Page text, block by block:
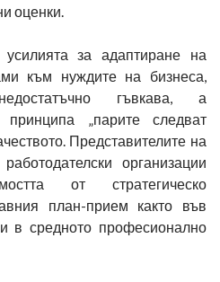
оценки.
за адаптиране на
към нуждите на бизнеса,
гъвкава, а
„парите следват
Представителите на
организации
от стратегическо
план-прием както във
в средното професионално